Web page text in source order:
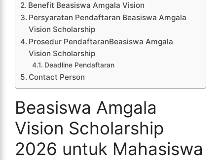
Benefit Beasiswa Amgala Vision
Persyaratan Pendaftaran Beasiswa Amgala
Vision Scholarship
Prosedur PendaftaranBeasiswa Amgala
Vision Scholarship
Deadline Pendaftaran
Contact Person
Beasiswa Amgala
Vision Scholarship
2026 untuk Mahasiswa